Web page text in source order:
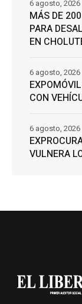
MÁS DE
PARA
EN
6 agosto, 2026
CON
6 agosto, 2026
VULNERA
6 agosto, 2026